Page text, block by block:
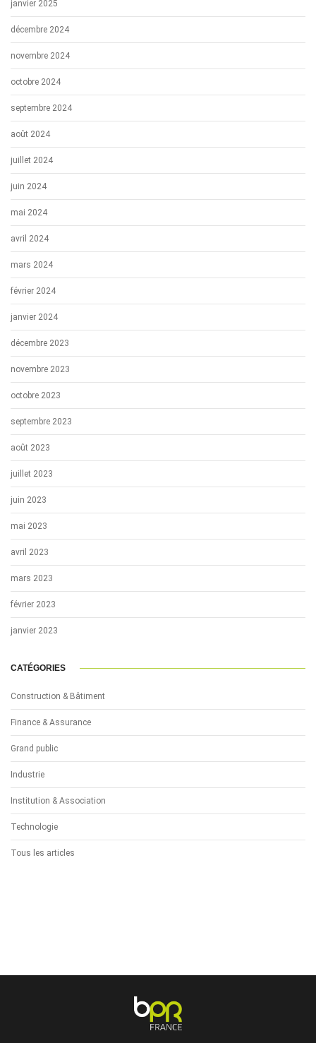
janvier 2025
décembre 2024
novembre 2024
octobre 2024
septembre 2024
août 2024
juillet 2024
juin 2024
mai 2024
avril 2024
mars 2024
février 2024
janvier 2024
décembre 2023
novembre 2023
octobre 2023
septembre 2023
août 2023
juillet 2023
juin 2023
mai 2023
avril 2023
mars 2023
février 2023
janvier 2023
CATÉGORIES
Construction & Bâtiment
Finance & Assurance
Grand public
Industrie
Institution & Association
Technologie
Tous les articles